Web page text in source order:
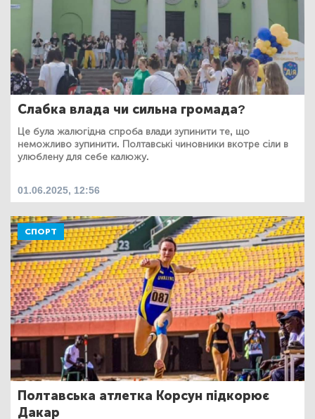
Слабка влада чи сильна громада?
Це була жалюгідна спроба влади зупинити те, що
неможливо зупинити. Полтавські чиновники вкотре сіли в
улюблену для себе калюжу.
01.06.2025, 12:56
СПОРТ
Полтавська атлетка Корсун підкорює
Дакар